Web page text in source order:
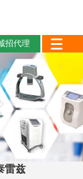
招代理
雷兹